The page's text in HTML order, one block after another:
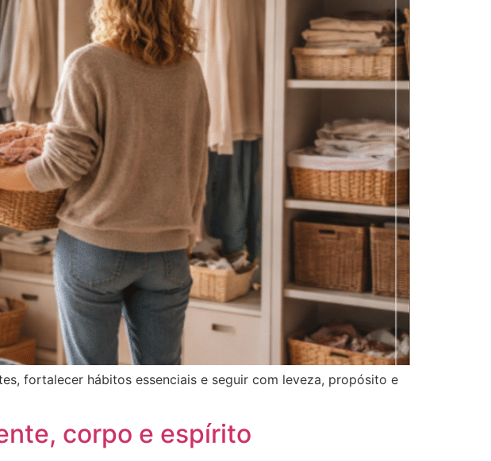
fortalecer hábitos essenciais e seguir com leveza, propósito e
corpo e espírito